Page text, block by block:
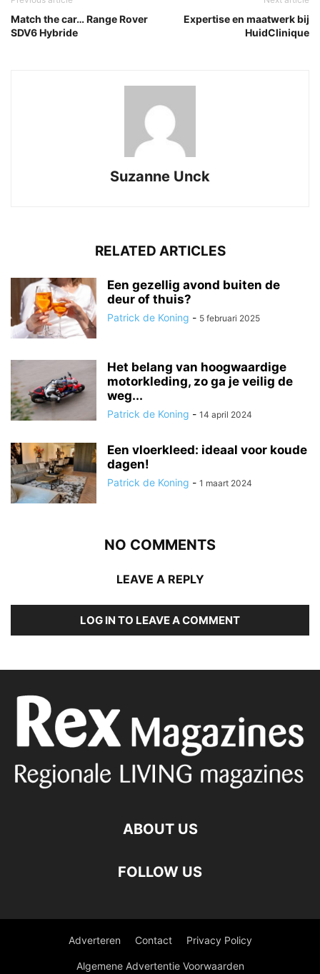
Match the car… Range Rover
SDV6 Hybride
Expertise en maatwerk bij
HuidClinique
Suzanne Unck
RELATED ARTICLES
Een gezellig avond buiten de
deur of thuis?
Patrick de Koning - 5 februari 2025
Het belang van hoogwaardige
motorkleding, zo ga je veilig de
weg...
Patrick de Koning - 14 april 2024
Een vloerkleed: ideaal voor koude
dagen!
Patrick de Koning - 1 maart 2024
NO COMMENTS
LEAVE A REPLY
LOG IN TO LEAVE A COMMENT
ABOUT US
FOLLOW US
Adverteren Contact Privacy Policy
Algemene Advertentie Voorwaarden